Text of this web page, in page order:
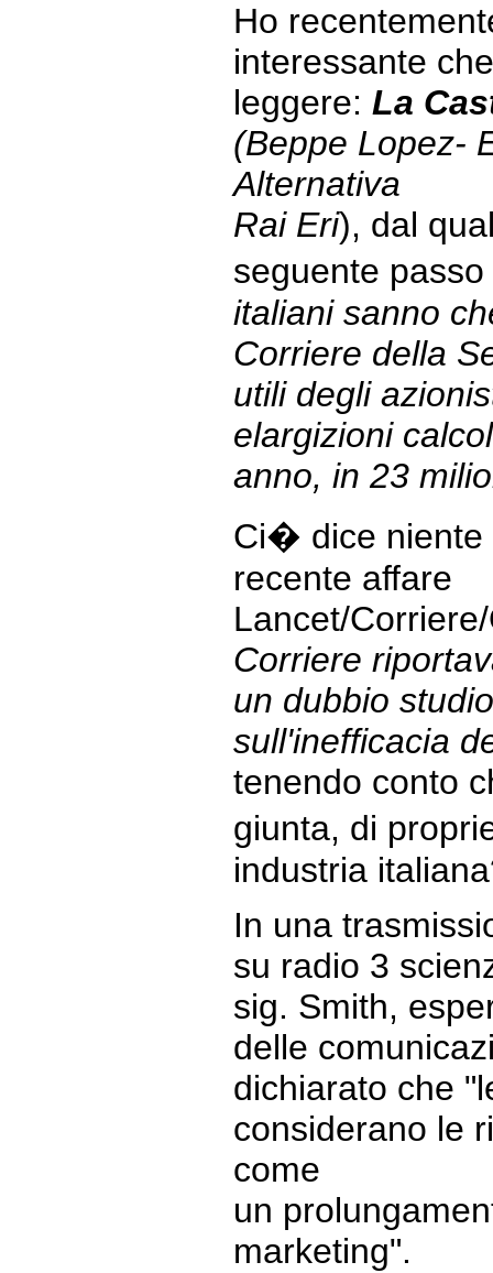
Ho
interessante
leggere: La
(Beppe Lopez-
Alternativa
Rai Eri), dal
seguente
italiani sanno
Corriere della
utili degli
elargizioni
anno, in 23
Ci� dice niente
recente affare
Lancet/
Corriere
un dubbio
sull'inefficacia
tenendo conto
giunta, di
industria
In una
su radio 3
sig. Smith,
delle
dichiarato che
considerano le
come
un
marketing".